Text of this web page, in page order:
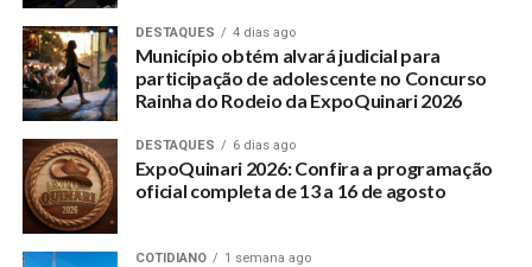
DESTAQUES 4 dias ago
Município obtém alvará judicial para
participação de adolescente no Concurso
Rainha do Rodeio da ExpoQuinari 2026
DESTAQUES 6 dias ago
ExpoQuinari 2026: Confira a programação
oficial completa de 13 a 16 de agosto
COTIDIANO 1 semana ago